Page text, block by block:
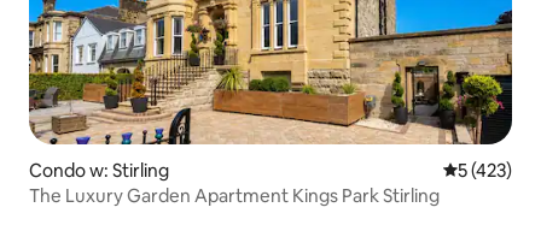
Condo w: Stirling Średnia
5 (423)
The Luxury Garden Apartment Kings Park Stirling